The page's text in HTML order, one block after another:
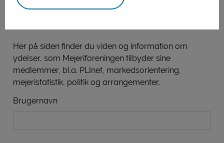
Mejeriforeningens
Her på siden finder du viden og information om
ydelser, som Mejeriforeningen tilbyder sine
medlemmer, bl.a. PLInet, markedsorientering,
mejeristatistik, politik og arrangementer.
Brugernavn